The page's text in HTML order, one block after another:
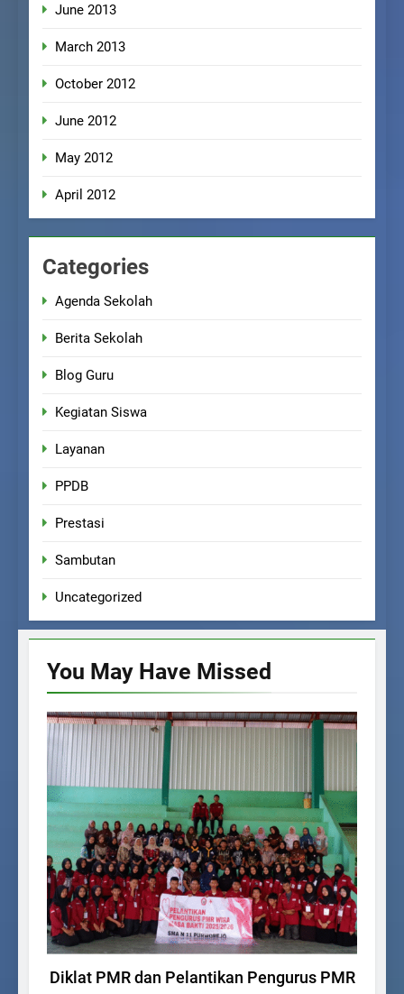
June 2013
March 2013
October 2012
June 2012
May 2012
April 2012
Categories
Agenda Sekolah
Berita Sekolah
Blog Guru
Kegiatan Siswa
Layanan
PPDB
Prestasi
Sambutan
Uncategorized
You May Have Missed
UNCATEGORIZED
Diklat PMR dan Pelantikan Pengurus PMR